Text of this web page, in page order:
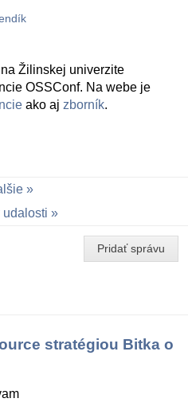
Žilinskej univerzite
OSSConf. Na webe je
ako aj zborník.
udalosti
Pridať správu
stratégiou Bitka o